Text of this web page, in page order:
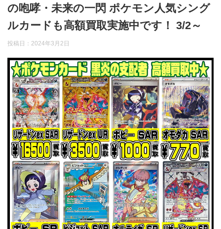
の咆哮・未来の一閃 ポケモン人気シング
ルカードも高額買取実施中です！ 3/2～
投稿日： 2024年3月2日